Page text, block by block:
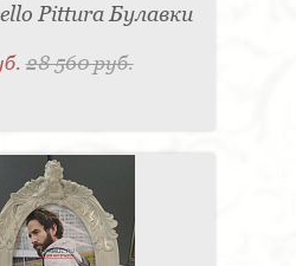
Pittura Булавки
28 560 руб.